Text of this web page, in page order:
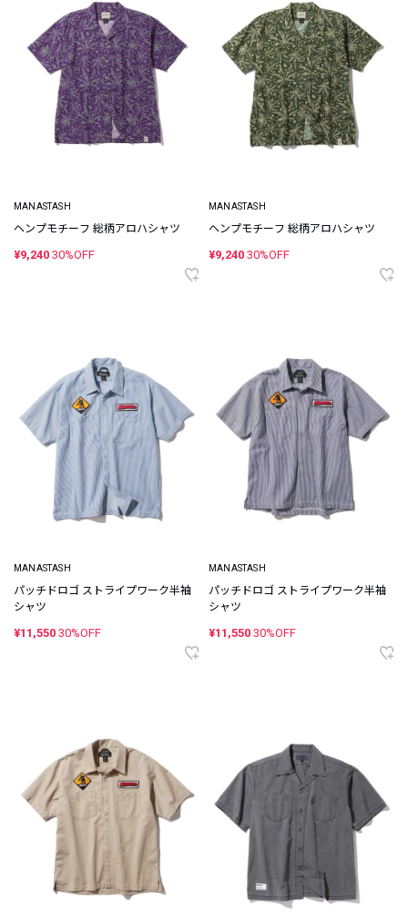
MANASTASH
ヘンプモチーフ 総柄アロハシャツ
¥9,240 30%OFF
MANASTASH
ヘンプモチーフ 総柄アロハシャツ
¥9,240 30%OFF
MANASTASH
パッチドロゴ ストライプワーク半袖
シャツ
¥11,550 30%OFF
MANASTASH
パッチドロゴ ストライプワーク半袖
シャツ
¥11,550 30%OFF